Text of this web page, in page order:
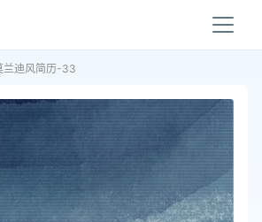
兰迪风简历-33